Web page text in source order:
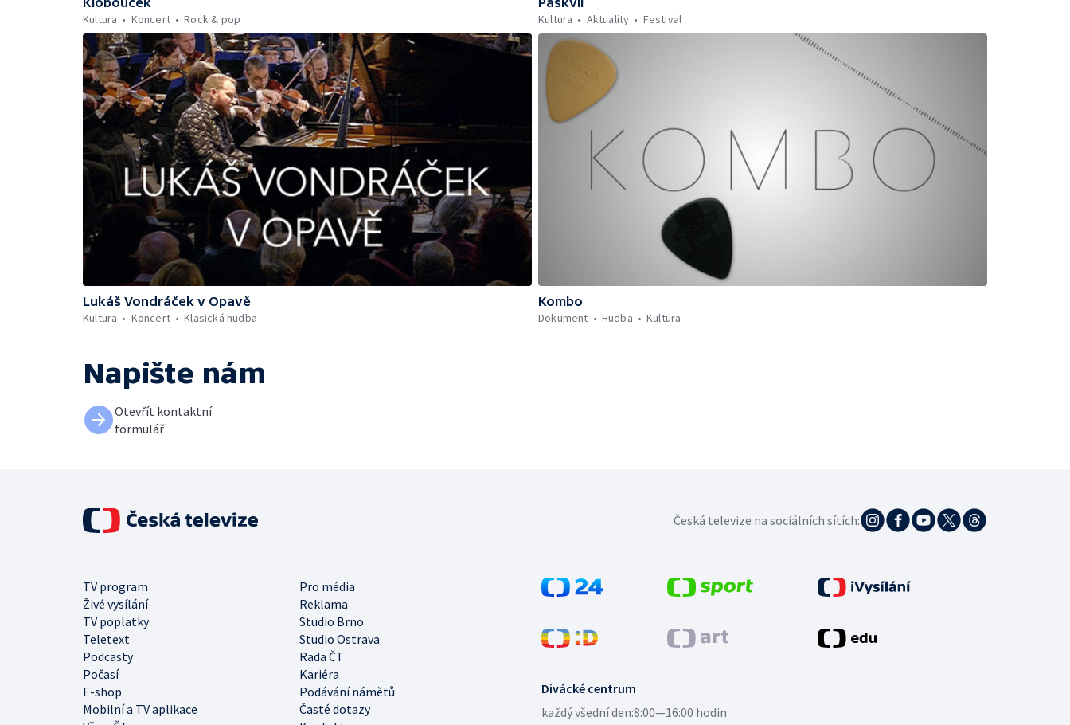
Kultura
Koncert Rock & pop
Kultura
Aktuality Festival
Lukáš Vondráček v Opavě
Kultura
Koncert Klasická hudba
Kombo
Dokument
Hudba Kultura
Napište nám
Otevřít kontaktní
formulář
Divácké centrum
každý všední den:8:00—16:00 hodin
TV program
Pro média
Živé vysílání
Reklama
TV poplatky
Studio Brno
Teletext
Studio Ostrava
Podcasty
Rada ČT
Počasí
Kariéra
E-shop
Podávání námětů
Mobilní a TV aplikace
Časté dotazy
Česká televize na sociálních sítích: